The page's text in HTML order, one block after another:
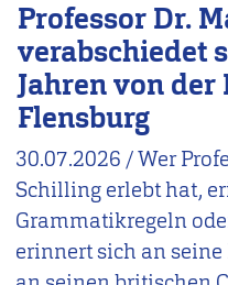
Professor Dr.
verabschiedet
Jahren von der
Flensburg
30.07.2026 /Wer
Schilling erlebt hat,
Grammatikregeln
erinnert sich an seine